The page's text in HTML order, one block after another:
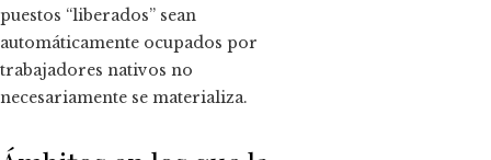
puestos “liberados” sean
automáticamente ocupados por
trabajadores nativos no
necesariamente se materializa.